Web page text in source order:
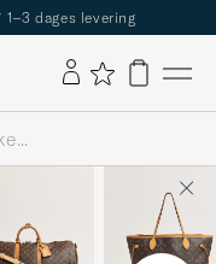
1–3 dages levering